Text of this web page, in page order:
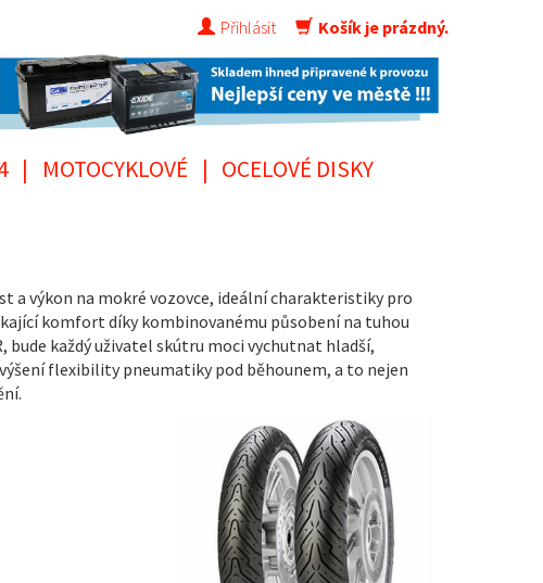
Přihlásit Košík je prázdný.
| MOTOCYKLOVÉ | OCELOVÉ DISKY
výkon na mokré vozovce, ideální charakteristiky pro
komfort díky kombinovanému působení na tuhou
bude každý uživatel skútru moci vychutnat hladší,
flexibility pneumatiky pod běhounem, a to nejen